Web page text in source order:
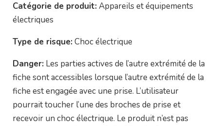
Catégorie de produit: Appareils et équipements
électriques
Type de risque: Choc électrique
Danger: Les parties actives de l’autre extrémité de la
fiche sont accessibles lorsque l’autre extrémité de la
fiche est engagée avec une prise. L’utilisateur
pourrait toucher l’une des broches de prise et
recevoir un choc électrique. Le produit n’est pas